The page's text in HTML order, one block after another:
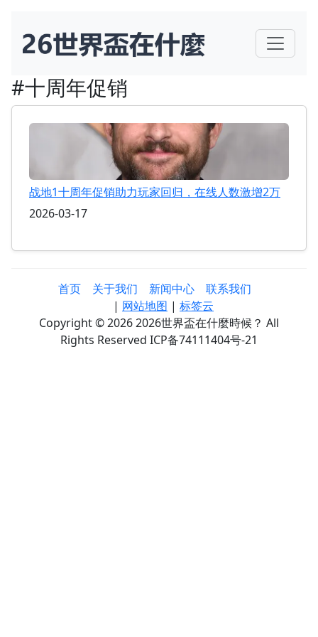
#十周年促销
战地1十周年促销助力玩家回归，在线人数激增2万
2026-03-17
首页 关于我们 新闻中心
联系我们
| 网站地图 | 标签云
Copyright © 2026 2026世界盃在什麼時候？ All
Rights Reserved ICP备74111404号-21